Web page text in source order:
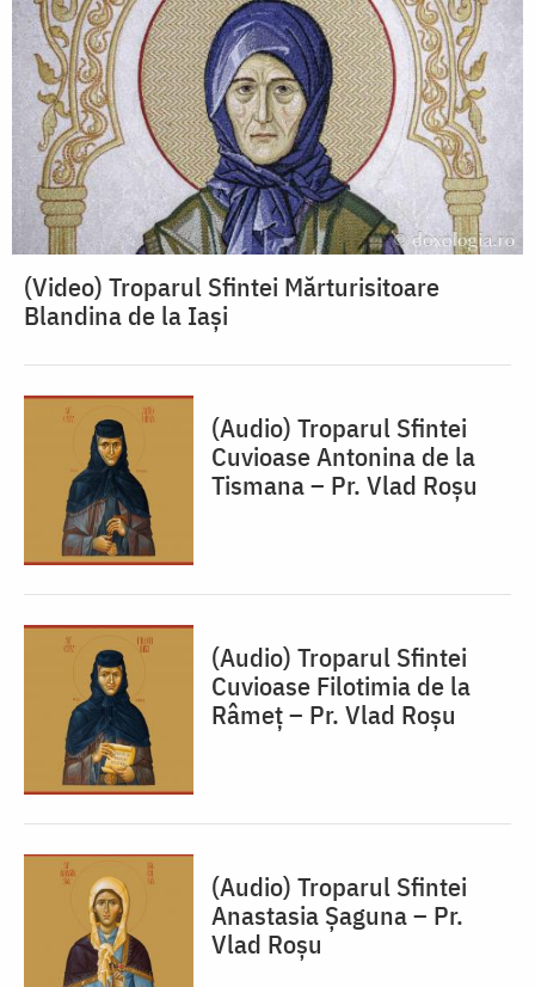
(Video) Troparul Sfintei Mărturisitoare
Blandina de la Iași
(Audio) Troparul Sfintei
Cuvioase Antonina de la
Tismana – Pr. Vlad Roșu
(Audio) Troparul Sfintei
Cuvioase Filotimia de la
Râmeț – Pr. Vlad Roșu
(Audio) Troparul Sfintei
Anastasia Șaguna – Pr.
Vlad Roșu